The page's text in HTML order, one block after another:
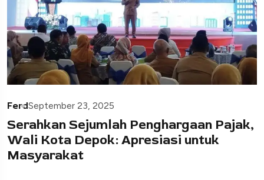
FerdSeptember 23, 2025
Serahkan Sejumlah Penghargaan Pajak,
Wali Kota Depok: Apresiasi untuk
Masyarakat